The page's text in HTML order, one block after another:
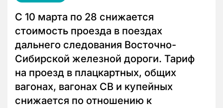
С 10 марта по 28 снижается
стоимость проезда в поездах
дальнего следования Восточно-
Сибирской железной дороги. Тариф
на проезд в плацкартных, общих
вагонах, вагонах СВ и купейных
снижается по отношению к